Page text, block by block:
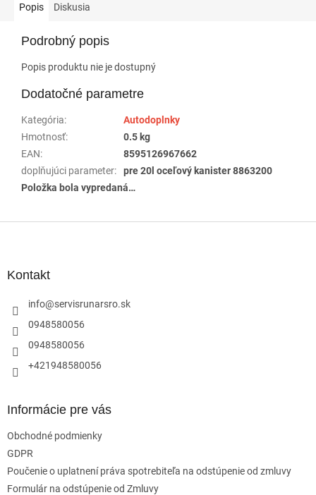
Popis Diskusia
Podrobný popis
Popis produktu nie je dostupný
Dodatočné parametre
Kategória:
Autodoplnky
Hmotnosť:
0.5 kg
EAN:
8595126967662
doplňujúci parameter:
pre 20l oceľový kanister 8863200
Položka bola vypredaná…
Kontakt
info@servisrunarsro.sk
0948580056
0948580056
+421948580056
Informácie pre vás
Obchodné podmienky
GDPR
Poučenie o uplatnení práva spotrebiteľa na odstúpenie od zmluvy
Formulár na odstúpenie od Zmluvy